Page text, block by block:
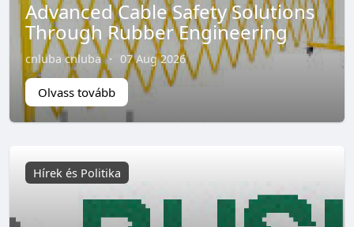
Advanced Cable Safety Solutions
Through Rubber Engineering
cnluba cnluba · 07 Aug 2026
Olvass tovább
Hírek és Politika